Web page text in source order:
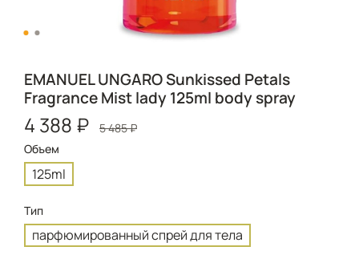
EMANUEL UNGARO Sunkissed Petals
Fragrance Mist lady 125ml body spray
4 388 ₽
5 485 ₽
Объем
125ml
Тип
парфюмированный спрей для тела